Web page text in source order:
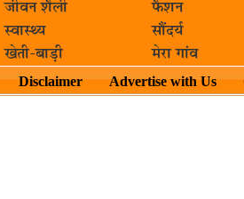
जीवन शैली
फैशन
स्वास्थ्य
सौंदर्य
खेती-बाड़ी मेरा गांव
Disclaimer Advertise with Us